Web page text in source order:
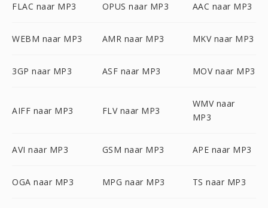
FLAC naar MP3 OPUS naar MP3 AAC naar MP3
WEBM naar MP3 AMR naar MP3 MKV naar MP3
3GP naar MP3 ASF naar MP3 MOV naar MP3
AIFF naar MP3 FLV naar MP3
WMV naar
MP3
AVI naar MP3 GSM naar MP3 APE naar MP3
OGA naar MP3 MPG naar MP3 TS naar MP3